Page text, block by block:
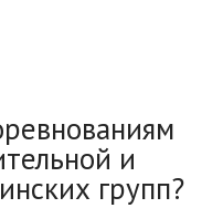
и
групп?